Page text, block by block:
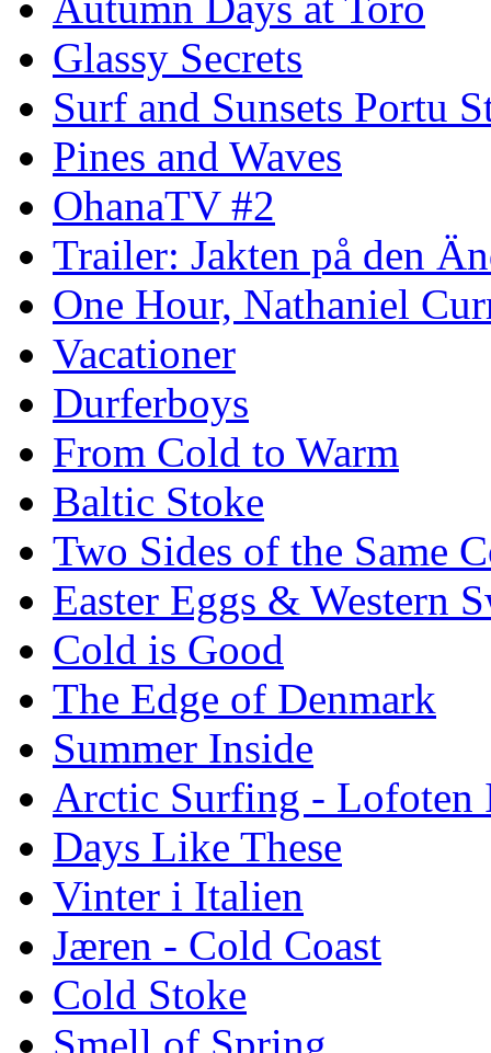
Glassy Secrets
Surf and Sunsets Portu
Pines and Waves
OhanaTV #2
Trailer: Jakten på den
One Hour, Nathaniel
Vacationer
Durferboys
From Cold to Warm
Baltic Stoke
Two Sides of the Same
Easter Eggs & Western
Cold is Good
The Edge of Denmark
Summer Inside
Arctic Surfing - Lofoten
Days Like These
Vinter i Italien
Jæren - Cold Coast
Cold Stoke
Smell of Spring